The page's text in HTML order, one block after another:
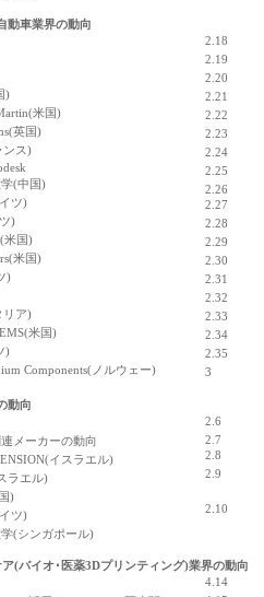
動車業界の動向
)
米国)
英国)
ンス)
(中国)
ツ)
)
米国)
米国)
)
リア)
米国)
)
Components(ノルウェー)
2.18
2.19
2.20
2.21
2.22
2.23
2.24
2.25
2.26
2.27
2.28
2.29
2.30
2.31
2.32
2.33
2.34
2.35
3
動向
メーカーの動向
イスラエル)
ラエル)
)
ツ)
(シンガポール)
2.6
2.7
2.8
2.9
2.10
(バイオ･医薬3Dプリンティング)業界の動向
4.14